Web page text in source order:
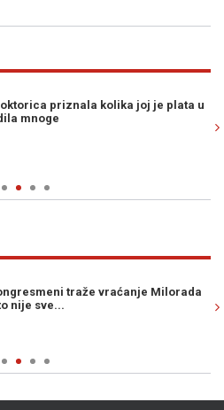
Doktorica priznala kolika joj je plata u
mnoge
traže vraćanje Milorada
nije sve...